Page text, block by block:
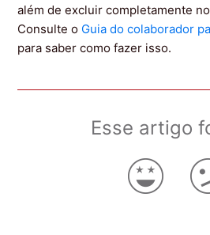
além de excluir completamente
Consulte o Guia do colaborador
para saber como fazer isso.
Esse artigo